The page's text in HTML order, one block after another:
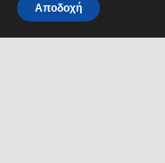
ΡΟΗ ΕΙΔΗΣΕΩΝ
Αποδοχή